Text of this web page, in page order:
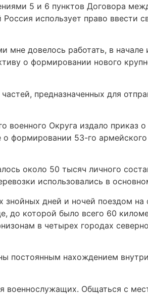
5 и 6 пунктов Договора
использует право ввести
мне довелось работать, в
о формировании нового
предназначенных для
Округа издало приказ
формировании 53-го армейского
около 50 тысяч личного
использовались в
знойных дней и ночей поездом
до которой было всего 60
в четырех городах
постоянным нахождением
военнослужащих. Общаться с